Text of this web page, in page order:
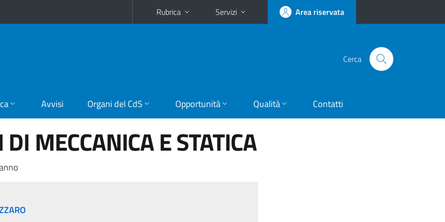
Rubrica Servizi Area riservata
Cerca
Avvisi Organi del CdS Opportunità Qualità Contatti
MECCANICA E STATICA